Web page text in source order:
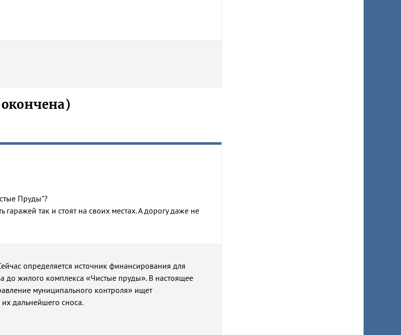
Пруды"?
гаражей так и стоят на своих местах. А дорогу даже не
определяется источник финансирования для
до жилого комплекса «Чистые пруды». В настоящее
муниципального контроля» ищет
дальнейшего сноса.